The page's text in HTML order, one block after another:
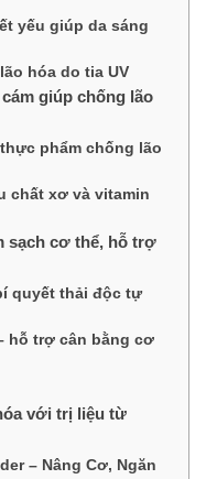
yếu giúp da sáng
hóa do tia UV
giúp chống lão
phẩm chống lão
chất xơ và vitamin
sạch cơ thể, hỗ trợ
quyết thải độc tự
hỗ trợ cân bằng cơ
với trị liệu từ
– Nâng Cơ, Ngăn